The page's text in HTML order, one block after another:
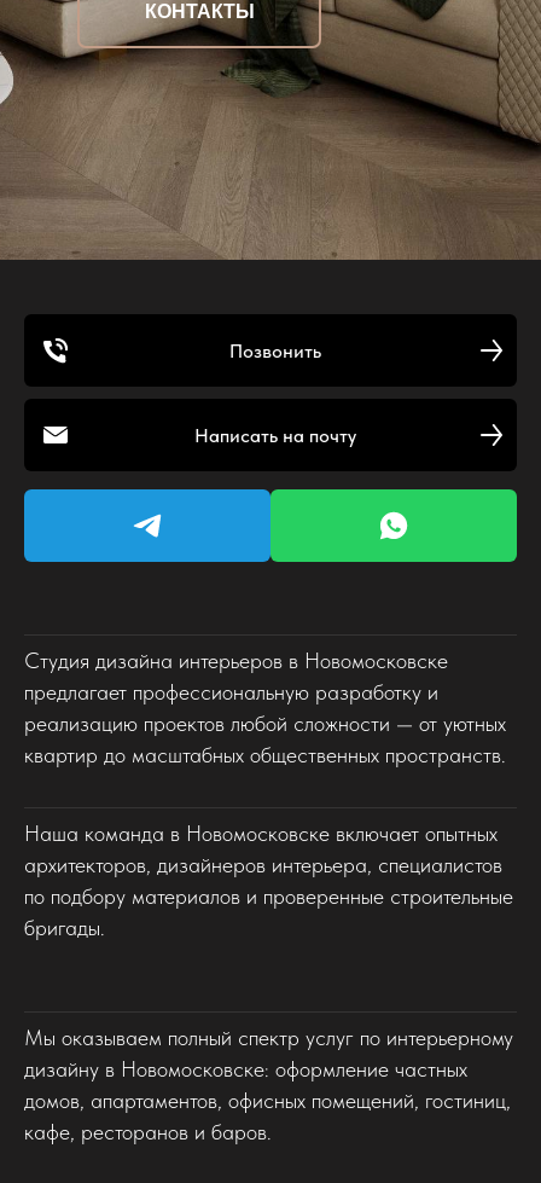
КОНТАКТЫ
Позвонить
Написать на почту
Студия дизайна интерьеров в Новомосковске
предлагает профессиональную разработку и
реализацию проектов любой сложности — от уютных
квартир до масштабных общественных пространств.
Наша команда в Новомосковске включает опытных
архитекторов, дизайнеров интерьера, специалистов
по подбору материалов и проверенные строительные
бригады.
Мы оказываем полный спектр услуг по интерьерному
дизайну в Новомосковске: оформление частных
домов, апартаментов, офисных помещений, гостиниц,
кафе, ресторанов и баров.